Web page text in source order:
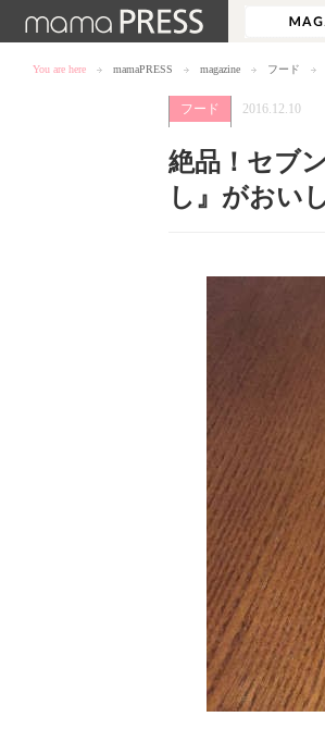
You are here mamaPRESS magazine フード
フード 2016.12.10
絶品！セブ
し』がおい